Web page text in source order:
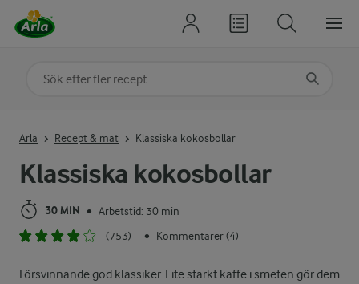
Klassiska kokosbollar
30 MIN • Arbetstid: 30 min
(753)
• Kommentarer (4)
Försvinnande god klassiker. Lite starkt kaffe i smeten gör dem
Arla Recept & mat Klassiska kokosbollar
Sök på kategori eller ingrediens